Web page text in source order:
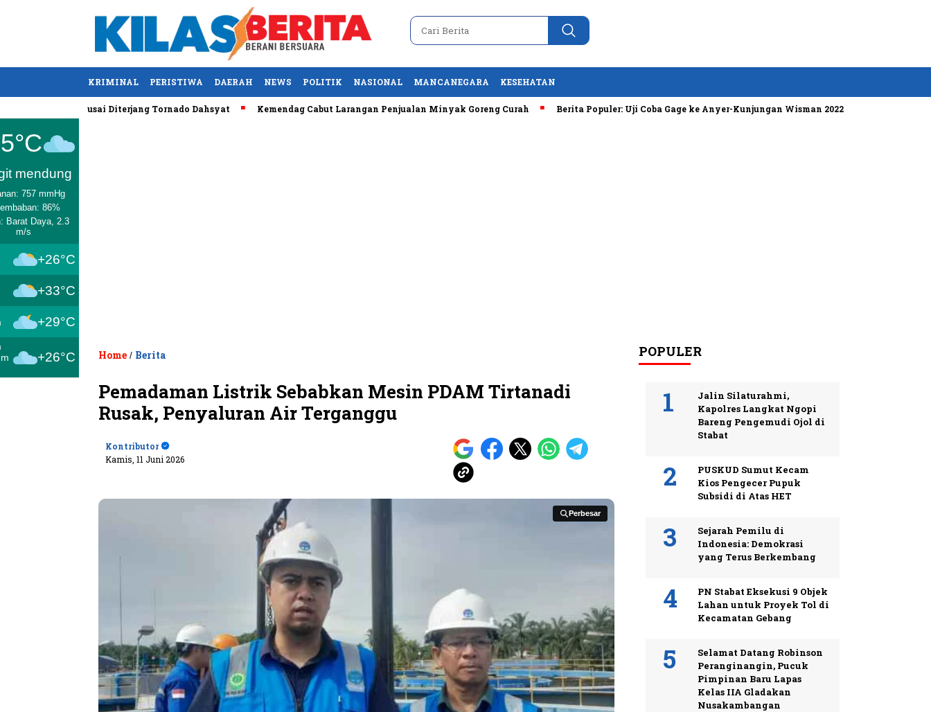
KRIMINAL PERISTIWA DAERAH NEWS POLITIK NASIONAL MANCANEGARA KESEHATAN
AS Tewas usai Diterjang Tornado Dahsyat Kemendag Cabut Larangan Penjualan Minyak Goreng Curah Berita Populer: Uji Coba Gage ke Anyer-Kunjungan Wisman 2022 Diprediksi Rendah
mendung
757 mmHg
86%
Barat Daya, 2.3
m/s
+26°C
+33°C
+29°C
+26°C Home / Berita
Pemadaman Listrik Sebabkan Mesin PDAM Tirtanadi
Rusak, Penyaluran Air Terganggu
Kontributor
Kamis, 11 Juni 2026
Perbesar
Perbesar
POPULER
Jalin Silaturahmi,
Kapolres Langkat Ngopi
Bareng Pengemudi Ojol di
Stabat
PUSKUD Sumut Kecam
Kios Pengecer Pupuk
Subsidi di Atas HET
Sejarah Pemilu di
Indonesia: Demokrasi
yang Terus Berkembang
PN Stabat Eksekusi 9 Objek
Lahan untuk Proyek Tol di
Kecamatan Gebang
Selamat Datang Robinson
Peranginangin, Pucuk
Pimpinan Baru Lapas
Kelas IIA Gladakan
Nusakambangan